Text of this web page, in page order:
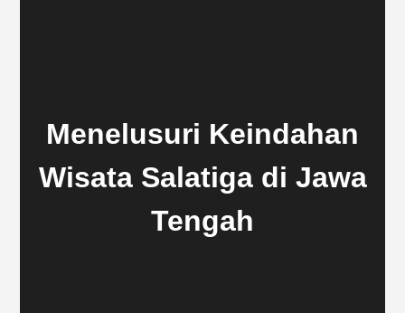
Menelusuri Keindahan
Wisata Salatiga di Jawa
Tengah